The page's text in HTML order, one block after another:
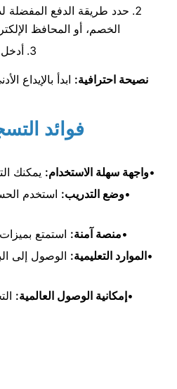
الدفع المفضلة لديك، مثل بطاقات
أو المحافظ الإلكترونية، أو
أدخل مبلغ الإيداع
ابدأ بالإيداع الأدنى إذا كنت جديدًا
فوائد التسجيل في Binomo
يمكنك التنقل بسهولة،
استخدم الحساب التجريبي
التداول
استمتع بميزات أمان قوية
الوصول إلى البرامج التعليمية
والندوات
الوصول العالمية: التجارة من أي